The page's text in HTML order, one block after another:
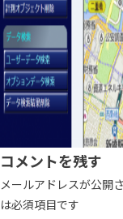
コメントを残す
メールアドレスが公開
は必須項目です